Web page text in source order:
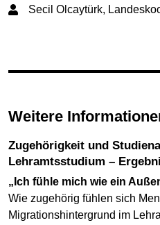
Secil Olcaytürk,
Weitere
Zugehörigkeit und Studienabbruch im
Lehramtsstudium –
„Ich fühle mich wie ein
Wie zugehörig fühlen sich
Migrationshintergrund im